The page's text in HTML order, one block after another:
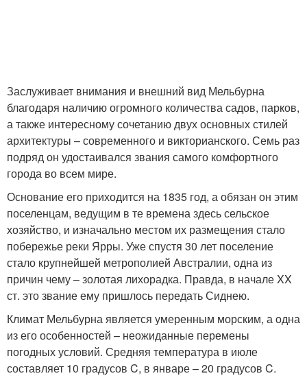
Заслуживает внимания и внешний вид Мельбурна
благодаря наличию огромного количества садов, парков,
а также интересному сочетанию двух основных стилей
архитектуры – современного и викторианского. Семь раз
подряд он удостаивался звания самого комфортного
города во всем мире.
Основание его приходится на 1835 год, а обязан он этим
поселенцам, ведущим в те времена здесь сельское
хозяйство, и изначально местом их размещения стало
побережье реки Ярры. Уже спустя 30 лет поселение
стало крупнейшей метрополией Австралии, одна из
причин чему – золотая лихорадка. Правда, в начале XX
ст. это звание ему пришлось передать Сиднею.
Климат Мельбурна является умеренным морским, а одна
из его особенностей – неожиданные перемены
погодных условий. Средняя температура в июле
составляет 10 градусов C, в январе – 20 градусов C.